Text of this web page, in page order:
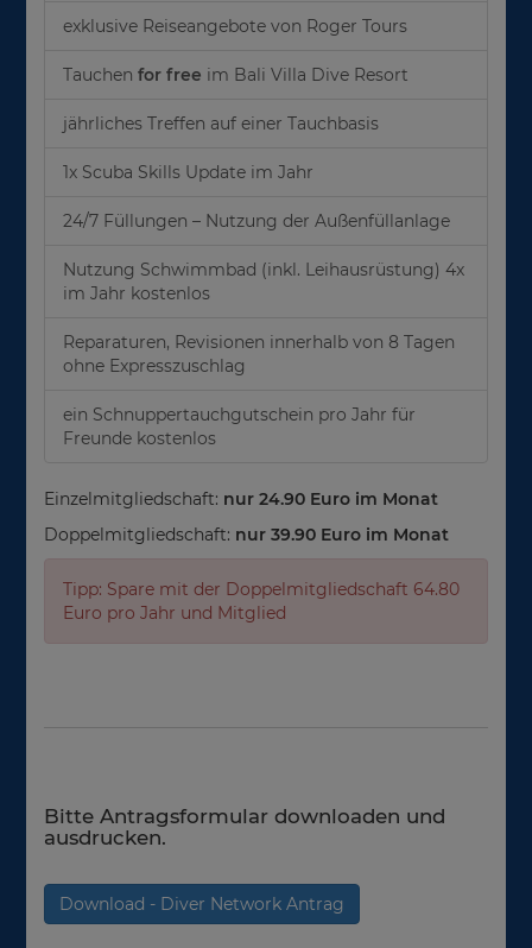
exklusive Reiseangebote von Roger Tours
Tauchenfor free im Bali Villa Dive Resort
jährliches Treffen auf einer Tauchbasis
1x Scuba Skills Update im Jahr
24/7 Füllungen – Nutzung der Außenfüllanlage
Nutzung Schwimmbad (inkl. Leihausrüstung) 4x
im Jahr kostenlos
Reparaturen, Revisionen innerhalb von 8 Tagen
ohne Expresszuschlag
ein Schnuppertauchgutschein pro Jahr für
Freunde kostenlos
Einzelmitgliedschaft: nur 24.90 Euro im Monat
Doppelmitgliedschaft: nur 39.90 Euro im Monat
Tipp: Spare mit der Doppelmitgliedschaft 64.80
Euro pro Jahr und Mitglied
Bitte Antragsformular downloaden und
ausdrucken.
Download - Diver Network Antrag